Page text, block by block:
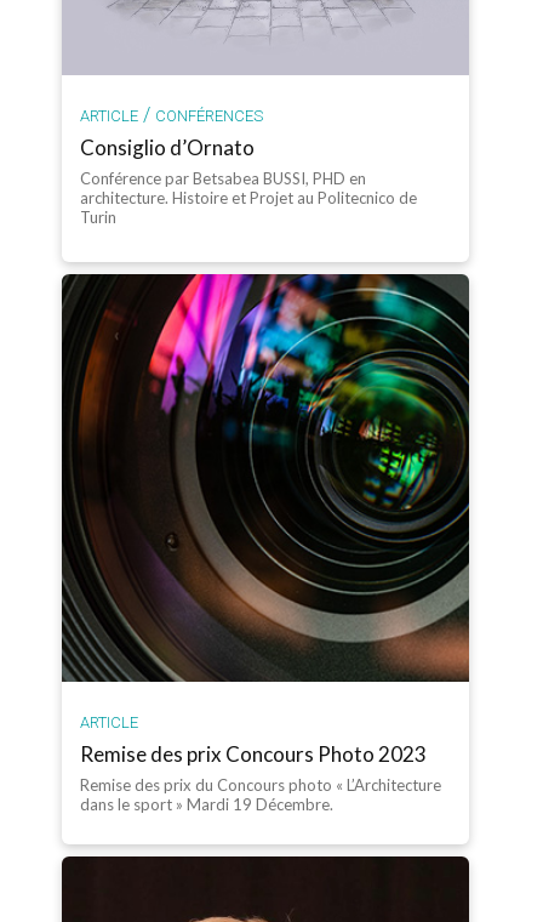
ARTICLE / CONFÉRENCES
Consiglio d’Ornato
Conférence par Betsabea BUSSI, PHD en
architecture. Histoire et Projet au Politecnico de
Turin
ARTICLE
Remise des prix Concours Photo 2023
Remise des prix du Concours photo « L’Architecture
dans le sport » Mardi 19 Décembre.